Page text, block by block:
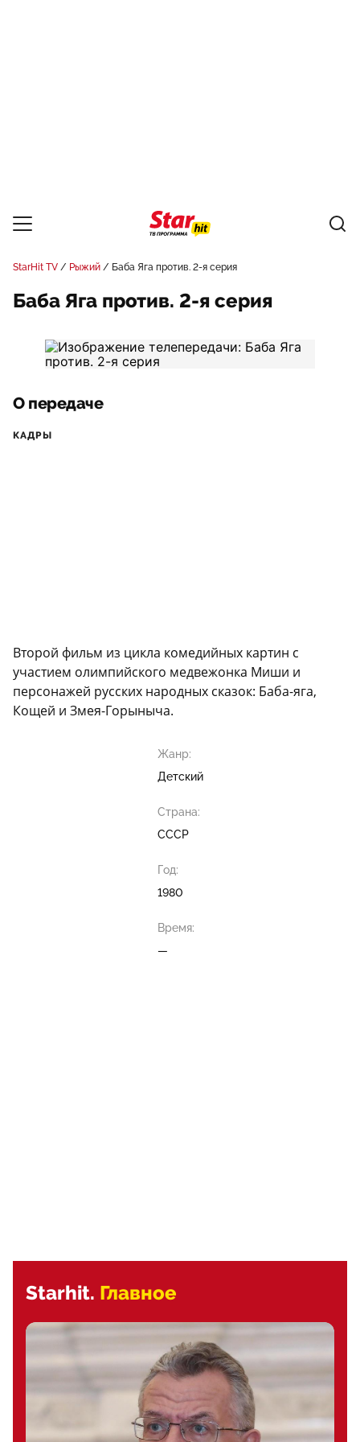
StarHit TV Рыжий Баба Яга против. 2-я серия
Баба Яга против. 2-я серия
О передаче
КАДРЫ
Второй фильм из цикла комедийных картин с
участием олимпийского медвежонка Миши и
персонажей русских народных сказок: Баба-яга,
Кощей и Змея-Горыныча.
Жанр:
Детский
Страна:
СССР
Год:
1980
Время:
—
Starhit. Главное